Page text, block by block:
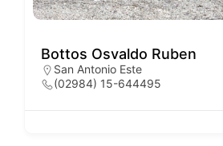
Bottos Osvaldo Ruben
San Antonio Este
(02984) 15-644495